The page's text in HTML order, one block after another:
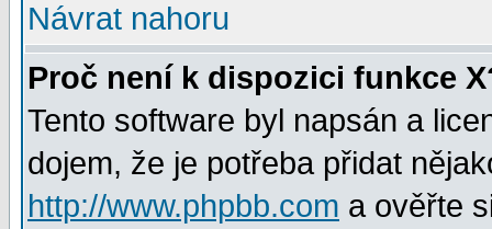
Návrat nahoru
Proč není k dispozici funkce
Tento software byl napsán a
dojem, že je potřeba přidat
http://www.phpbb.com a ověřte